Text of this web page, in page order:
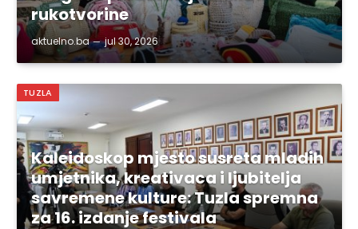
rukotvorine
aktuelno.ba jul 30, 2026
TUZLA
Kaleidoskop mjesto susreta mladih
umjetnika, kreativaca i ljubitelja
savremene kulture: Tuzla spremna
za 16. izdanje festivala